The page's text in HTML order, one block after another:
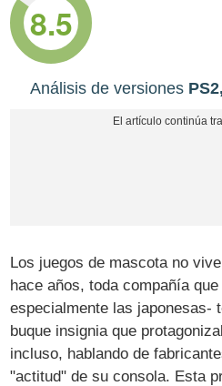
8.5
Análisis de versiones
Los juegos de mascota no
hace años, toda compañía
especialmente las japonesas-
buque insignia que
incluso, hablando de
"actitud" de su consola. Esta